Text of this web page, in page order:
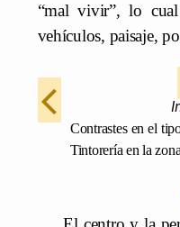
“mal vivir”, lo
vehículos, paisaje,
Contrastes en el
Tintorería en la